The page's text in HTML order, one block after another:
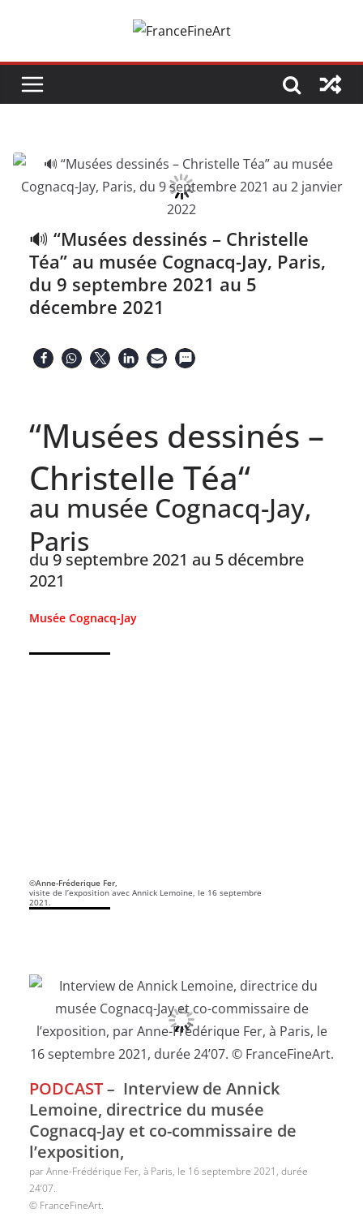
🔊 “Musées dessinés – Christelle
Téa” au musée Cognacq-Jay, Paris,
du 9 septembre 2021 au 5
décembre 2021
“Musées dessinés –
Christelle Téa“
au musée Cognacq-Jay,
Paris
du 9 septembre 2021 au 5 décembre
2021
Musée Cognacq-Jay
©Anne-Fréderique Fer,
visite de l’exposition avec Annick Lemoine, le 16 septembre
2021.
PODCAST– Interview de Annick
Lemoine, directrice du musée
Cognacq-Jay et co-commissaire de
l’exposition,
par Anne-Frédérique Fer, à Paris, le 16 septembre 2021, durée
24’07.
© FranceFineArt.